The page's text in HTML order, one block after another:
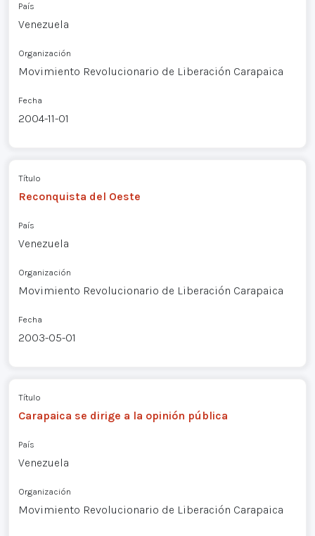
País
Venezuela
Organización
Movimiento Revolucionario de Liberación Carapaica
Fecha
2004-11-01
Título
Reconquista del Oeste
País
Venezuela
Organización
Movimiento Revolucionario de Liberación Carapaica
Fecha
2003-05-01
Título
Carapaica se dirige a la opinión pública
País
Venezuela
Organización
Movimiento Revolucionario de Liberación Carapaica